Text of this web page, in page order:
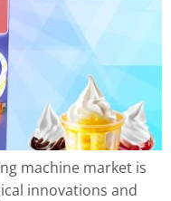
machine market is
innovations and